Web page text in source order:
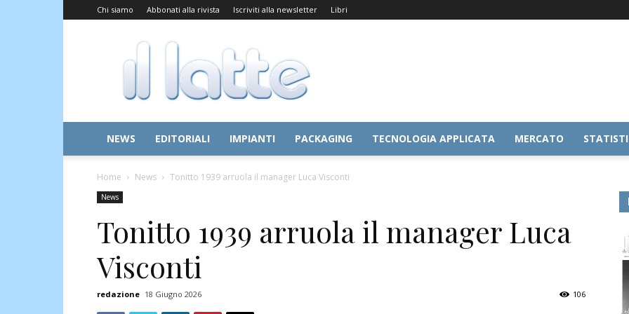
Chi siamo Abbonati alla rivista Iscriviti alla newsletter Libri
Il
Latte
NEWS EDITORIALI IMPIANTI PACKAGING TECNOLOGIA APPLICATA MERCATO
Home News Tonitto 1939 arruola il manager Luca Visconti
News
Tonitto 1939 arruola il manager Luca
Visconti
redazione 18 Giugno 2026 106